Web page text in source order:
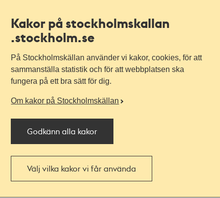
Kakor på stockholmskallan
.stockholm.se
På Stockholmskällan använder vi kakor, cookies, för att
sammanställa statistik och för att webbplatsen ska
fungera på ett bra sätt för dig.
Om kakor på Stockholmskällan
Godkänn alla kakor
Välj vilka kakor vi får använda